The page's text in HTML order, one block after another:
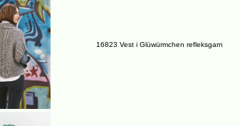
16823 Vest i Glüwürmchen refleksgarn